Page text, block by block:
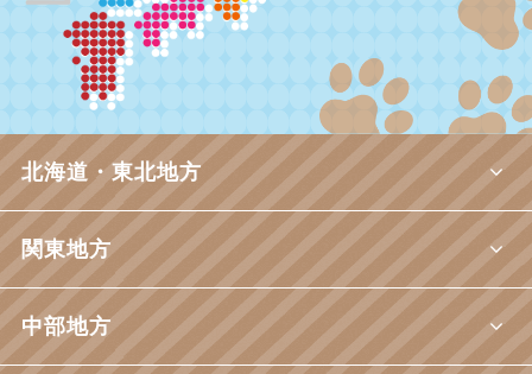
北海道・東北地方
関東地方
中部地方